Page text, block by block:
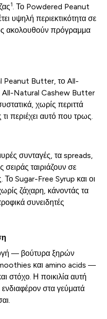
1 . Το Powdered Peanut
υψηλή περιεκτικότητα σε
ακολουθούν πρόγραμμα
Peanut Butter, το All-
All-Natural Cashew Butter
χωρίς περιττά
περιέχει αυτό που τρως.
συνταγές, τα spreads,
σειράς ταιριάζουν σε
Το Sugar-Free Syrup και οι
ζάχαρη, κάνοντάς τα
συνειδητές
— βούτυρα ξηρών
και amino acids —
στόχο. Η ποικιλία αυτή
ενδιαφέρον στα γεύματά